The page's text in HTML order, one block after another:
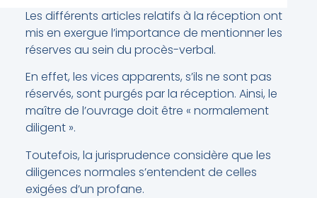
Les différents articles relatifs à la réception ont
mis en exergue l’importance de mentionner les
réserves au sein du procès-verbal.
En effet, les vices apparents, s’ils ne sont pas
réservés, sont purgés par la réception. Ainsi, le
maître de l’ouvrage doit être « normalement
diligent ».
Toutefois, la jurisprudence considère que les
diligences normales s’entendent de celles
exigées d’un profane.